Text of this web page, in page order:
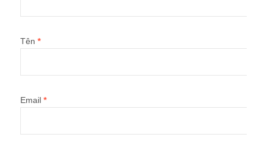
Tên *
Email *